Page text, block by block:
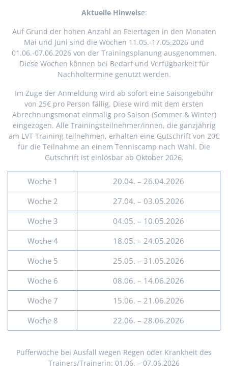
Aktuelle Hinweise:
Auf Grund der hohen Anzahl an Feiertagen in den Monaten
Mai und Juni sind die Wochen 11.05.-17.05.2026 und
01.06.-07.06.2026 von der Trainingsplanung ausgenommen.
Diese Wochen können bei Bedarf und Verfügbarkeit für
Nachholtermine genutzt werden.
Im Zuge der Anmeldung wird ab sofort eine Saisongebühr
von 25€ pro Person fällig. Diese wird mit dem ersten
Abrechnungsmonat einmalig pro Saison (Sommer & Winter)
eingezogen. Alle Trainingsteilnehmer/innen, die ganzjährig
am LVT Training teilnehmen, erhalten eine Gutschrift von 20€
für die Teilnahme an einem Tenniscamp nach Wahl. Die
Gutschrift ist einlösbar ab Oktober 2026.
Woche 1
20.04. – 26.04.2026
Woche 2
27.04. – 03.05.2026
Woche 3
04.05. – 10.05.2026
Woche 4
18.05. – 24.05.2026
Woche 5
25.05. – 31.05.2026
Woche 6
08.06. – 14.06.2026
Woche 7
15.06. – 21.06.2026
Woche 8
22.06. – 28.06.2026
Pufferwoche bei Ausfall wegen Regen oder Krankheit des
Trainers/Trainerin: 01.06. – 07.06.2026